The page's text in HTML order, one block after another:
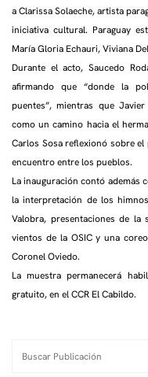
a Clarissa Solaeche, artista
iniciativa cultural. Paraguay
María Gloria Echauri, Viviana
Durante el acto, Saucedo
afirmando que “donde la
puentes”, mientras que
como un camino hacia el
Carlos Sosa reflexionó sobre
encuentro entre los pueblos.
La inauguración contó además
la interpretación de los
Valobra, presentaciones de
vientos de la OSIC y una
Coronel Oviedo.
La muestra permanecerá
gratuito, en el CCR El Cabildo.